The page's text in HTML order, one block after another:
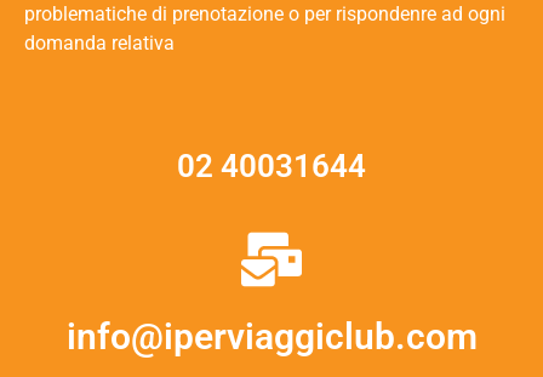
problematiche di prenotazione o per rispondenre ad ogni
domanda relativa
02 40031644
info@iperviaggiclub.com